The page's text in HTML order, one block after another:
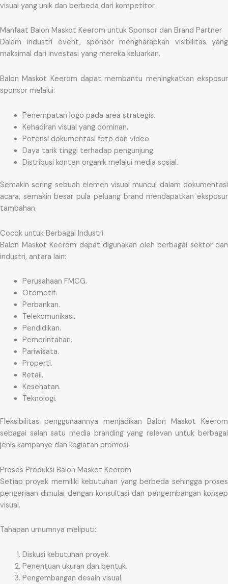
visual yang unik dan berbeda dari kompetitor.
Manfaat Balon Maskot Keerom untuk Sponsor dan Brand Partner
Dalam industri event, sponsor mengharapkan visibilitas yang
maksimal dari investasi yang mereka keluarkan.
Balon Maskot Keerom dapat membantu meningkatkan eksposur
sponsor melalui:
Penempatan logo pada area strategis.
Kehadiran visual yang dominan.
Potensi dokumentasi foto dan video.
Daya tarik tinggi terhadap pengunjung.
Distribusi konten organik melalui media sosial.
Semakin sering sebuah elemen visual muncul dalam dokumentasi
acara, semakin besar pula peluang brand mendapatkan eksposur
tambahan.
Cocok untuk Berbagai Industri
Balon Maskot Keerom dapat digunakan oleh berbagai sektor dan
industri, antara lain:
Perusahaan FMCG.
Otomotif.
Perbankan.
Telekomunikasi.
Pendidikan.
Pemerintahan.
Pariwisata.
Properti.
Retail.
Kesehatan.
Teknologi.
Fleksibilitas penggunaannya menjadikan Balon Maskot Keerom
sebagai salah satu media branding yang relevan untuk berbagai
jenis kampanye dan kegiatan promosi.
Proses Produksi Balon Maskot Keerom
Setiap proyek memiliki kebutuhan yang berbeda sehingga proses
pengerjaan dimulai dengan konsultasi dan pengembangan konsep
visual.
Tahapan umumnya meliputi:
Diskusi kebutuhan proyek.
Penentuan ukuran dan bentuk.
Pengembangan desain visual.